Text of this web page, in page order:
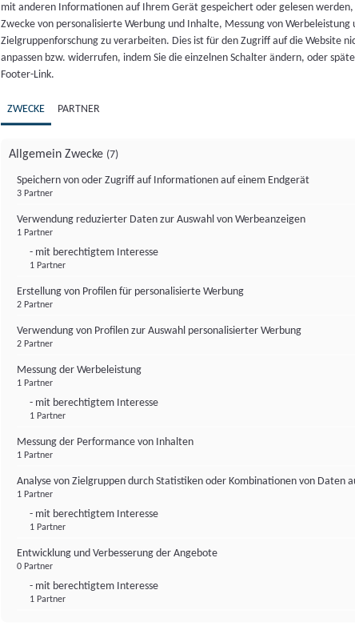
mit anderen Informationen auf Ihrem Gerät gespeichert oder gelesen
Zwecke von personalisierte Werbung und Inhalte, Messung von
Zielgruppenforschung zu verarbeiten. Dies ist für den Zugriff auf die Website
anpassen bzw. widerrufen, indem Sie die einzelnen Schalter ändern, oder
Footer-Link.
ZWECKE PARTNER
Allgemein Zwecke (7)
Speichern von oder Zugriff auf Informationen auf einem Endgerät
3 Partner
Verwendung reduzierter Daten zur Auswahl von Werbeanzeigen
1 Partner
- mit berechtigtem Interesse
1 Partner
Erstellung von Profilen für personalisierte Werbung
2 Partner
Verwendung von Profilen zur Auswahl personalisierter Werbung
2 Partner
Messung der Werbeleistung
1 Partner
- mit berechtigtem Interesse
1 Partner
Messung der Performance von Inhalten
1 Partner
Analyse von Zielgruppen durch Statistiken oder Kombinationen von Daten
1 Partner
- mit berechtigtem Interesse
1 Partner
Entwicklung und Verbesserung der Angebote
0 Partner
- mit berechtigtem Interesse
1 Partner